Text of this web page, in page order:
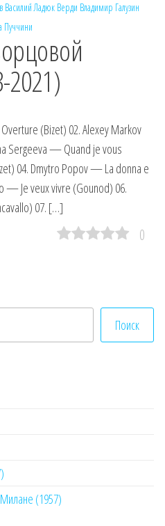
Василий Ладюк Верди Владимир Галузин
Пуччини
2021)
(Bizet) 02. Alexey Markov
Sergeeva — Quand je vous
04. Dmytro Popov — La donna e
— Je veux vivre (Gounod) 06.
07. […]
0
Поиск
(1957)